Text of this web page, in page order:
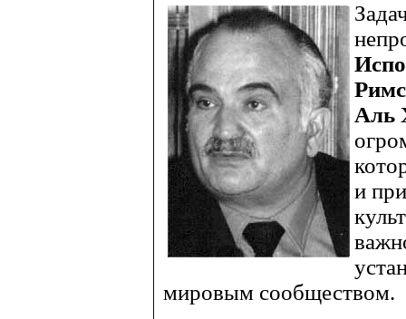
Аль
и
мировым сообществом.